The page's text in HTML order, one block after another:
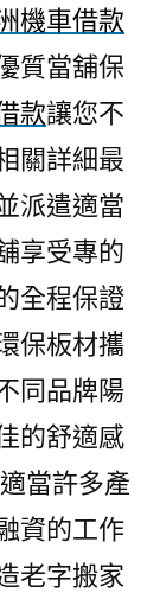
機車借款
質當舖保
款讓您不
關詳細最
派遣適當
享受專的
全程保證
保板材攜
同品牌陽
的舒適感
當許多產
資的工作
老字搬家